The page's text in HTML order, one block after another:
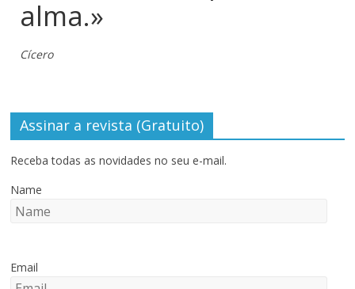
alma.»
Cícero
Assinar a revista (Gratuito)
Receba todas as novidades no seu e-mail.
Name
Email